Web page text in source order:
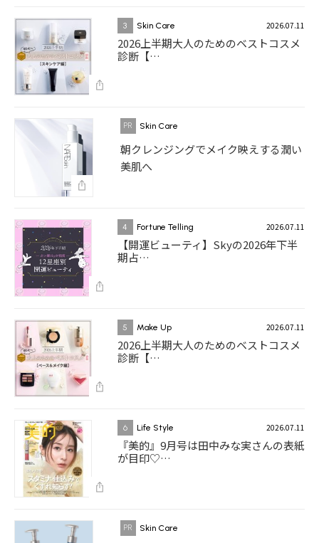
3 Skin Care 2026.07.11
2026上半期大人のためのベストコスメ
診断【…
Skin Care
朝クレンジングでメイク映えする潤い
美肌へ
4 Fortune Telling 2026.07.11
【開運ビューティ】Skyの2026年下半
期占…
5 Make Up 2026.07.11
2026上半期大人のためのベストコスメ
診断【…
6 Life Style 2026.07.11
『美的』9月号は田中みな実さんの表紙
が目印♡…
Skin Care